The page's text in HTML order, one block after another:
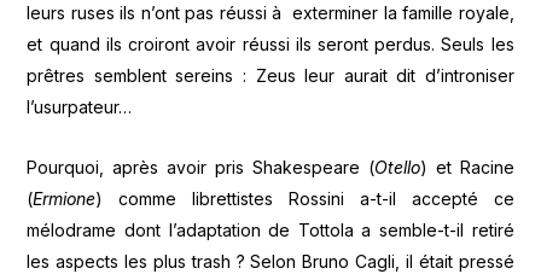
leurs ruses ils n’ont pas réussi à exterminer la famille royale,
et quand ils croiront avoir réussi ils seront perdus. Seuls les
prêtres semblent sereins : Zeus leur aurait dit d’introniser
l’usurpateur…
Pourquoi, après avoir pris Shakespeare (Otello) et Racine
(Ermione) comme librettistes Rossini a-t-il accepté ce
mélodrame dont l’adaptation de Tottola a semble-t-il retiré
les aspects les plus trash ? Selon Bruno Cagli, il était pressé